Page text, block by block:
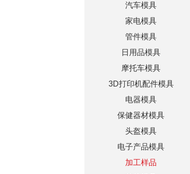
汽车模具
家电模具
管件模具
日用品模具
摩托车模具
3D打印机配件模具
电器模具
保健器材模具
头盔模具
电子产品模具
加工样品